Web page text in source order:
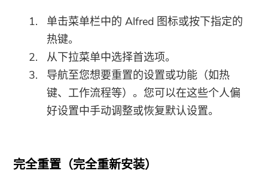
单击菜单栏中的 Alfred 图标或按下指定的
热键。
从下拉菜单中选择首选项。
导航至您想要重置的设置或功能（如热
键、工作流程等）。您可以在这些个人偏
好设置中手动调整或恢复默认设置。
完全重置（完全重新安装）